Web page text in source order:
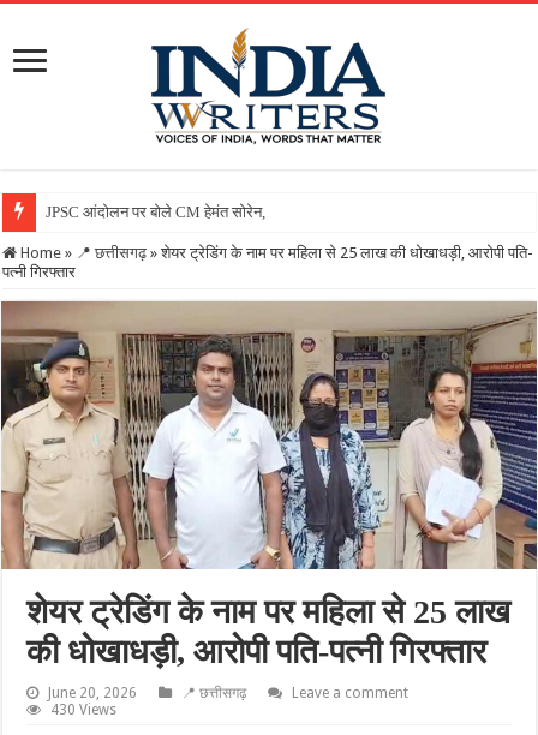
JPSC आंदोलन पर बोले CM हेमंत सोरेन, कहा- सरकार गंभीर, जांच जारी, छा
Home » 📍 छत्तीसगढ़ » शेयर ट्रेडिंग के नाम पर महिला से 25 लाख की धोखाधड़ी, आरोपी पति-
पत्नी गिरफ्तार
शेयर ट्रेडिंग के नाम पर महिला से 25 लाख
की धोखाधड़ी, आरोपी पति-पत्नी गिरफ्तार
June 20, 2026 📍 छत्तीसगढ़
Leave a comment
430 Views